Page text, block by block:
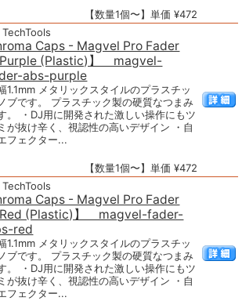
【数量1個〜】単価 ¥472
TechTools
Caps - Magvel Pro Fader
Purple (Plastic)】 magvel-
abs-purple
1.1mm メタリックスタイルのプラスチッ
ブです。 プラスチック製の硬質なつまみ
。 ・DJ用に開発された激しい操作にもツ
が抜け辛く、視認性の高いデザイン ・自
フェクター...
【数量1個〜】単価 ¥472
TechTools
Caps - Magvel Pro Fader
Red (Plastic)】 magvel-fader-
red
1.1mm メタリックスタイルのプラスチッ
ブです。 プラスチック製の硬質なつまみ
。 ・DJ用に開発された激しい操作にもツ
が抜け辛く、視認性の高いデザイン ・自
フェクター...